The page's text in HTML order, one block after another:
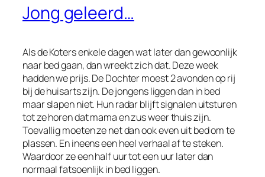
Jong geleerd…
Als de Koters enkele dagen wat later dan gewoonlijk
naar bed gaan, dan wreekt zich dat. Deze week
hadden we prijs. De Dochter moest 2 avonden op rij
bij de huisarts zijn. De jongens liggen dan in bed
maar slapen niet. Hun radar blijft signalen uitsturen
tot ze horen dat mama en zus weer thuis zijn.
Toevallig moeten ze net dan ook even uit bed om te
plassen. En ineens een heel verhaal af te steken.
Waardoor ze een half uur tot een uur later dan
normaal fatsoenlijk in bed liggen.